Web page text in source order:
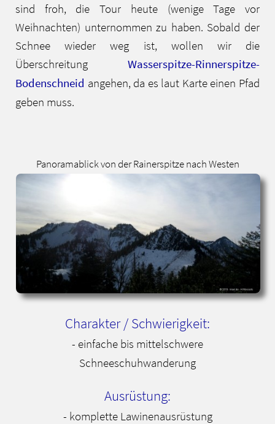
sind froh, die Tour heute (wenige Tage vor
Weihnachten) unternommen zu haben. Sobald der
Schnee wieder weg ist, wollen wir die
Überschreitung Wasserspitze-Rinnerspitze-
Bodenschneid angehen, da es laut Karte einen Pfad
geben muss.
Panoramablick von der Rainerspitze nach Westen
Charakter / Schwierigkeit:
- einfache bis mittelschwere
Schneeschuhwanderung
Ausrüstung:
- komplette Lawinenausrüstung